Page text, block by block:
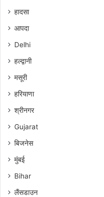
हादसा
आपदा
Delhi
हल्द्वानी
मसूरी
हरियाणा
श्रीनगर
Gujarat
बिजनेस
मुंबई
Bihar
लैंसडाउन